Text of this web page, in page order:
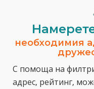
необходимия
С помоща на
адрес, рейтинг,